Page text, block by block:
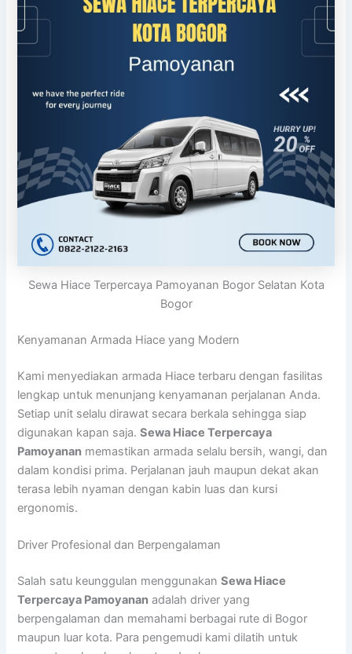
Sewa Hiace Terpercaya Pamoyanan Bogor Selatan Kota
Bogor
Kenyamanan Armada Hiace yang Modern
Kami menyediakan armada Hiace terbaru dengan fasilitas
lengkap untuk menunjang kenyamanan perjalanan Anda.
Setiap unit selalu dirawat secara berkala sehingga siap
digunakan kapan saja.Sewa Hiace Terpercaya
Pamoyanan memastikan armada selalu bersih, wangi, dan
dalam kondisi prima. Perjalanan jauh maupun dekat akan
terasa lebih nyaman dengan kabin luas dan kursi
ergonomis.
Driver Profesional dan Berpengalaman
Salah satu keunggulan menggunakanSewa Hiace
Terpercaya Pamoyanan adalah driver yang
berpengalaman dan memahami berbagai rute di Bogor
maupun luar kota. Para pengemudi kami dilatih untuk